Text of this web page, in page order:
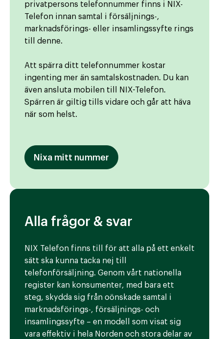
privatpersons telefonnummer finns i NIX-
Telefon innan samtal i försäljnings-,
marknadsförings- eller insamlingssyfte rings
till denne.
Att spärra ditt telefonnummer kostar
ingenting mer än samtalskostnaden. Du kan
även ansluta mobilen till NIX-Telefon.
Spärren är giltig tills vidare och går att häva
när som helst.
Nixa mitt nummer
Alla frågor & svar
NIX Telefon finns till för att alla på ett enkelt
sätt ska kunna tacka nej till
telefonförsäljning. Genom vårt nationella
register kan konsumenter, med bara ett
steg, skydda sig från oönskade samtal i
marknadsförings-, försäljnings- och
insamlingssyfte – en modell som visat sig
vara effektiv i hela Norden och stora delar av